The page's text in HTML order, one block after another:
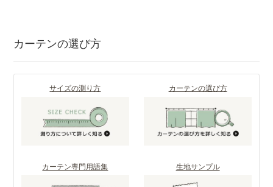
カーテンの選び方
サイズの測り方 カーテンの選び方
カーテン専門用語集 生地サンプル